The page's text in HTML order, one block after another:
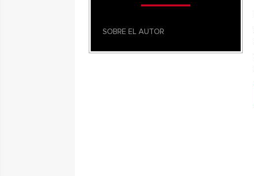
SOBRE EL AUTOR